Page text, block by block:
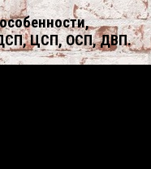
ЦСП, OСП, ДВП.